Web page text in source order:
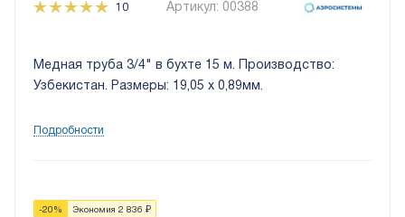
10 Артикул: 00388
Медная труба 3/4" в бухте 15 м. Производство:
Узбекистан. Размеры: 19,05 х 0,89мм.
Подробности
-20 % Экономия 2 836 ₽